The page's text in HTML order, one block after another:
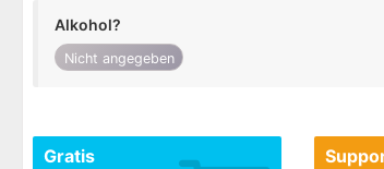
Alkohol?
Nicht angegeben
Gratis